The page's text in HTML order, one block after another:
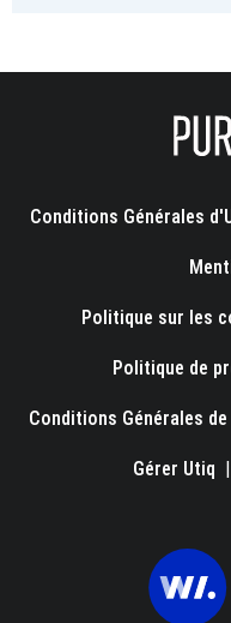
Conditions Générales
Politique sur les
Politique de
Conditions Générales
Gérer Utiq |